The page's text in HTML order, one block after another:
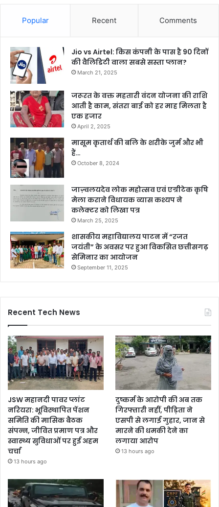
Popular Recent Comments
Jio vs Airtel: किस कंपनी के पास है 90 दिनों
की वैलिडिटी वाला सबसे सस्ता प्लान?
March 21, 2025
जरूरत के वक्त महतारी वंदन योजना की राशि
आती है काम, संतरा बाई को हर माह मिलता है
एक हजार
April 2, 2025
मासूम कृतार्थ की बलि के शरीके जुर्म और भी
हैं…
October 8, 2024
जाज़्वलयदेव लोक महोत्सव एवं एग्रीटेक कृषि
मेला कराने विधायक व्यास कश्यप ने
कलेक्टर को लिखा पत्र
March 25, 2025
शासकीय महाविद्यालय पाटन में “रजत
जयंती” के अवसर पर हुआ विकसित छत्तीसगढ़
सेमिनार का आयोजन
September 11, 2025
Recent Tech News
JSW महानदी पावर प्लांट
नरियरा: भूविस्थापित पेंशन
समिति की मासिक बैठक
संपन्न, जीवित प्रमाण पत्र और
स्वास्थ्य सुविधाओं पर हुई अहम
चर्चा
13 hours ago
दुष्कर्म के आरोपी की अब तक
गिरफ्तारी नहीं, पीड़िता ने
एसपी से लगाई गुहार, जान से
मारने की धमकी देने का
लगाया आरोप
13 hours ago